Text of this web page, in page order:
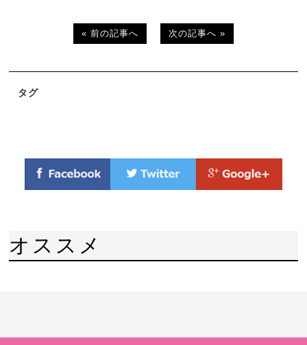
« 前の記事へ 次の記事へ »
タグ
オススメ